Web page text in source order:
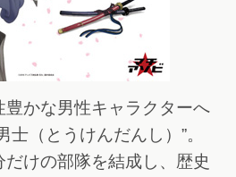
かな男性キャラクターへ
士（とうけんだんし）”。
けの部隊を結成し、歴史